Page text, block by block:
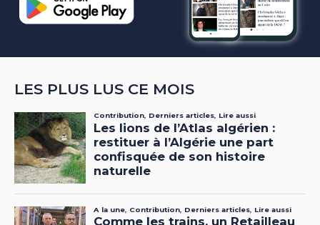
LES PLUS LUS CE MOIS